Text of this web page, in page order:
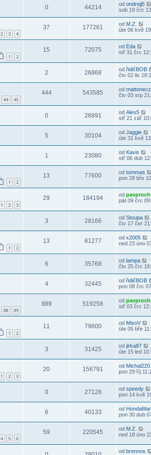
0 44214 od ondrejj5
sob 19 črc
2 3 4
37 177261 od M.Z.
úte 06 kvě
1 2
15 72075 od Eda
stř 31 črc
2 26868 od řidičBOB
čtv 02 lis
44 45
444 543585 od mattonecz
čtv 03 srp
0 26891 od Ales5
stř 21 zář
5 30104 od Jaggie
úte 31 kvě
1 23080 od Kavis
stř 06 dub
1 2
13 77600 od tommas
pon 28 bře
1 2 3
29 184194 od pavproch
pát 09 črc
3 28166 od Stoupa
čtv 17 čer
1 2
13 81277 od x2005
ned 23 úno
6 35768 od lampa
čtv 25 črc
4 32445 od řidičBOB
pon 08 črc
88 89
889 519258 od pavproch
stř 03 črc
1 2
11 79600 od MisoV
úte 05 bře
3 31425 od jirka87
úte 15 led
1 2 3
20 156791 od Michal220
pon 29 říj
0 27128 od speedy
pon 14 kvě
6 40133 od
pon 30 dub
4 5 6
59 220545 od M.Z.
ned 18 úno
od brennos